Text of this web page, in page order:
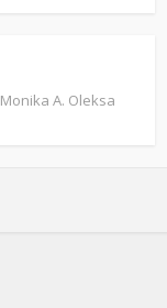
Monika A. Oleksa